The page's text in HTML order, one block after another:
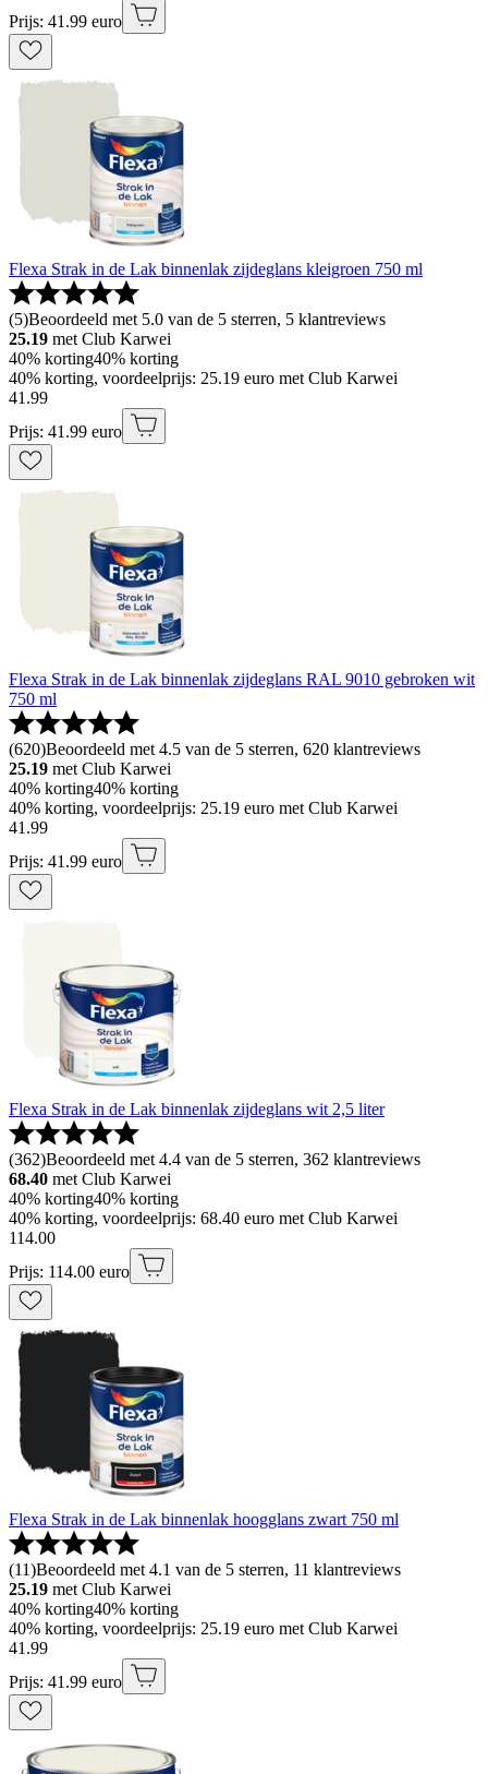
Prijs: 41.99 euro
Flexa Strak in de Lak binnenlak zijdeglans kleigroen 750 ml
(5)Beoordeeld met 5.0 van de 5 sterren, 5 klantreviews
25.19 met Club Karwei
40% korting40% korting
40% korting, voordeelprijs: 25.19 euro met Club Karwei
41 .99
Prijs: 41.99 euro
Flexa Strak in de Lak binnenlak zijdeglans RAL 9010 gebroken wit
750 ml
(620)Beoordeeld met 4.5 van de 5 sterren, 620 klantreviews
25.19 met Club Karwei
40% korting40% korting
40% korting, voordeelprijs: 25.19 euro met Club Karwei
41 .99
Prijs: 41.99 euro
Flexa Strak in de Lak binnenlak zijdeglans wit 2,5 liter
(362)Beoordeeld met 4.4 van de 5 sterren, 362 klantreviews
68.40 met Club Karwei
40% korting40% korting
40% korting, voordeelprijs: 68.40 euro met Club Karwei
114.00
Prijs: 114.00 euro
Flexa Strak in de Lak binnenlak hoogglans zwart 750 ml
(11)Beoordeeld met 4.1 van de 5 sterren, 11 klantreviews
25.19 met Club Karwei
40% korting40% korting
40% korting, voordeelprijs: 25.19 euro met Club Karwei
41 .99
Prijs: 41.99 euro